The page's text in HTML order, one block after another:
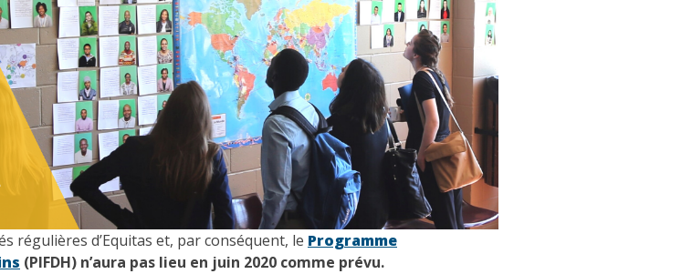
régulières d’Equitas et, par conséquent, le Programme
(PIFDH) n’aura pas lieu en juin 2020 comme prévu.